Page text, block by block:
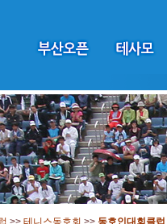
>> 테니스동호회 >> 동호인대회클럽